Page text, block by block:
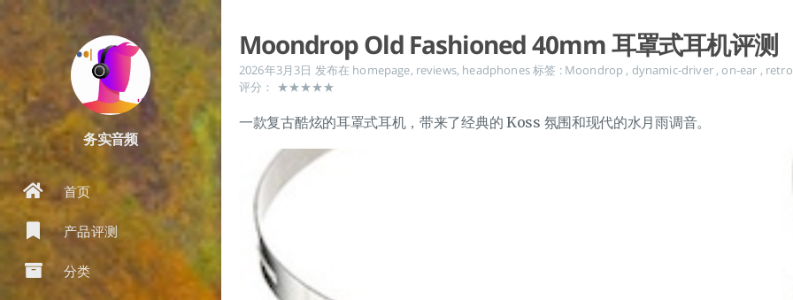
务实音频
首页
产品评测
分类
Moondrop Old Fashioned 40mm 耳罩式耳机评测
2026年3月3日 发布在 homepage, reviews, headphones标签 : Moondrop , dynamic-driver , on-ear , retro
评分： ★★★★★
一款复古酷炫的耳罩式耳机，带来了经典的 Koss 氛围和现代的水月雨调音。